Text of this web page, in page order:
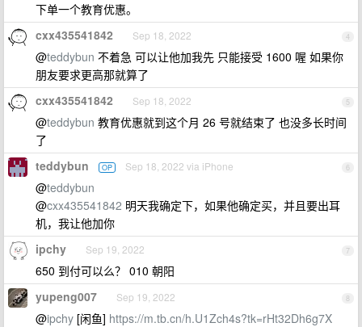
下单一个教育优惠。
4
cxx435541842 Sep 18, 2022
@teddybun 不着急 可以让他加我先 只能接受 1600 喔 如果你
朋友要求更高那就算了
5
cxx435541842 Sep 18, 2022
@teddybun 教育优惠就到这个月 26 号就结束了 也没多长时间
了
6
teddybun OP Sep 18, 2022 via iPhone
@teddybun
@cxx435541842 明天我确定下，如果他确定买，并且要出耳
机，我让他加你
7
ipchy Sep 19, 2022
650 到付可以么？ 010 朝阳
8
yupeng007 Sep 19, 2022
@ipchy [闲鱼] https://m.tb.cn/h.U1Zch4s?tk=rHt32Dh6g7X